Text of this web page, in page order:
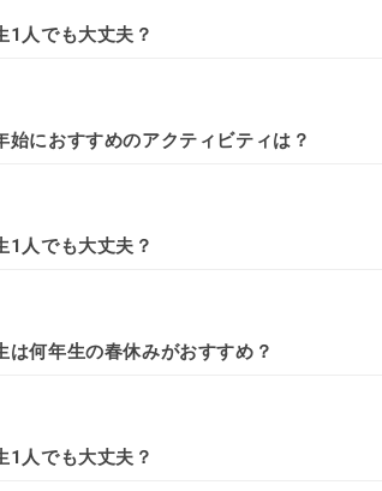
1人でも大丈夫？
始におすすめのアクティビティは？
1人でも大丈夫？
は何年生の春休みがおすすめ？
1人でも大丈夫？